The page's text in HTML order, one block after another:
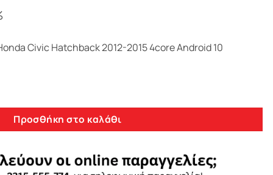
Civic Hatchback 2012-2015 4core Android 10
Civic Hatchback 2012-2015 4core Android 10 Navigation
Προσθήκη στο καλάθι